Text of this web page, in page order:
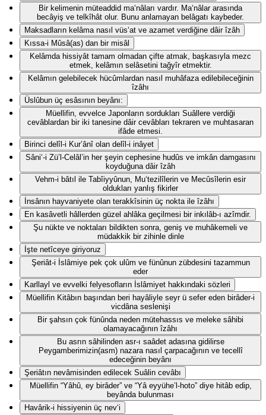
Bir kelimenin müteaddid ma‘nâları vardır. Ma‘nâlar arasında
becâyiş ve telkîhât olur. Bunu anlamayan belâgatı kaybeder.
Maksadların kelâma nasıl vüs‘at ve azamet verdiğine dâir îzâh
Kıssa-i Mûsâ(as) dan bir misâl
Kelâmda hissiyât tamam olmadan çifte atmak, başkasıyla mezc
etmek, kelâmın selâsetini tağyîr etmektir.
Kelâmın gelebilecek hücûmlardan nasıl muhâfaza edilebileceğinin
îzâhı
Üslûbun üç esâsının beyânı:
Müellifin, evvelce Japonların sordukları Suâllere verdiği
cevâblardan bir iki tanesine dâir cevâbları tekraren ve muhtasaran
ifâde etmesi.
Birinci delîl-i Kur’ânî olan delîl-i inâyet
Sâni‘-i Zü’l-Celâl’in her şeyin cephesine hudûs ve imkân damgasını
koyduğuna dâir îzâh
Vehm-i bâtıl ile Tabîiyyûnun, Mu‘tezilîlerin ve Mecûsîlerin esir
oldukları yanlış fikirler
İnsânın hayvaniyete olan terakkîsinin üç nokta ile îzâhı
En kasâvetli hâllerden güzel ahlâka geçilmesi bir inkılâb-ı azîmdir.
Şu nükte ve noktaları bildikten sonra, geniş ve muhâkemeli ve
müdakkik bir zihinle dinle
İşte netîceye giriyoruz
Şeriât-i İslâmiye pek çok ulûm ve fünûnun zübdesini tazammun
eder
Karllayl ve evvelki felyesofların İslâmiyet hakkındaki sözleri
Müellifin Kitâbın başından beri hayâliyle seyr ü sefer eden birâder-i
vicdâna seslenişi
Bir şahsın çok fünûnda neden mütehassıs ve meleke sâhibi
olamayacağının îzâhı
Bu asrın sâhilinden asr-ı saâdet adasına gidilirse
Peygamberimizin(asm) nazara nasıl çarpacağının ve tecellî
edeceğinin beyânı
Şeriâtın nevâmisinden edilecek Suâlin cevâbı
Müellifin “Yâhû, ey birâder” ve “Yâ eyyühe’l-hoto” diye hitâb edip,
beyânda bulunması
Havârik-i hissiyenin üç nev‘i